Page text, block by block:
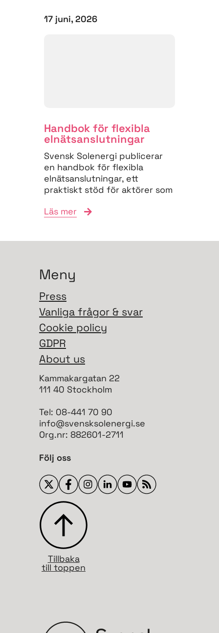
17 juni, 2026
Handbok för flexibla
elnäts­anslutningar
Svensk Solenergi publicerar
en handbok för flexibla
elnätsanslutningar, ett
praktiskt stöd för aktörer som
anslutningsprocessen och
Läs mer
Meny
Press
Vanliga frågor & svar
Cookie policy
GDPR
About us
Kammakargatan 22
111 40 Stockholm
Tel: 08-441 70 90
info@svensksolenergi.se
Org.nr: 882601-2711
Följ oss
Tillbaka
till toppen